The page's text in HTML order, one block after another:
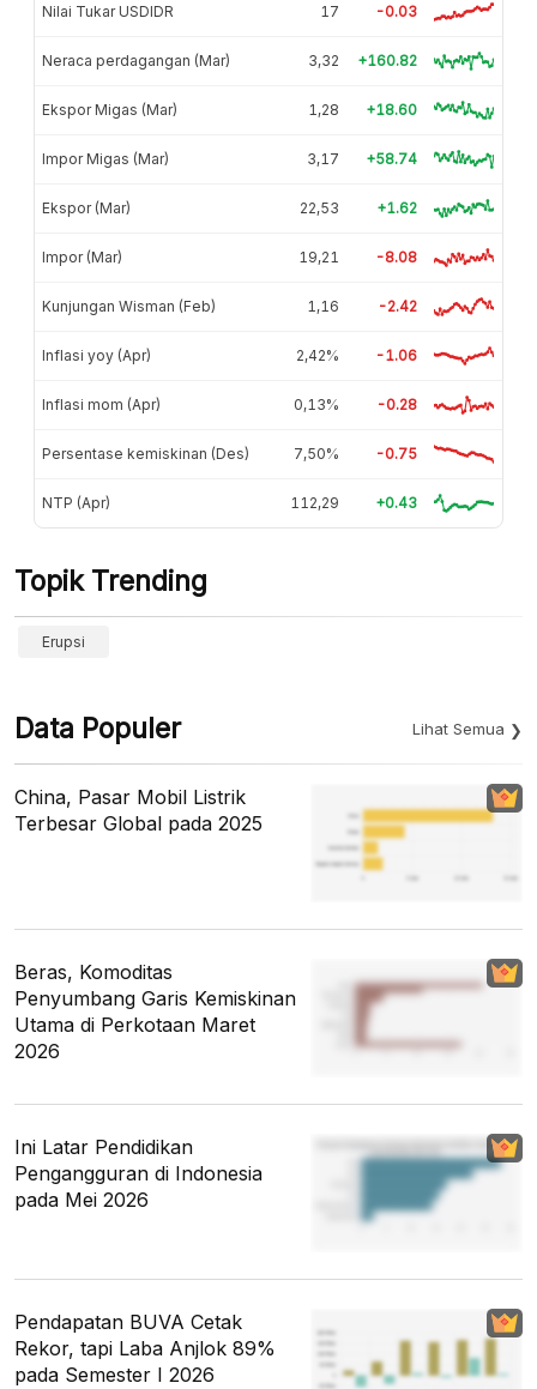
Nilai Tukar USDIDR 17 -0.03
Neraca perdagangan (Mar) 3,32 +160.82
Ekspor Migas (Mar) 1,28 +18.60
Impor Migas (Mar) 3,17 +58.74
Ekspor (Mar) 22,53 +1.62
Impor (Mar) 19,21 -8.08
Kunjungan Wisman (Feb) 1,16 -2.42
Inflasi yoy (Apr) 2,42% -1.06
Inflasi mom (Apr) 0,13% -0.28
Persentase kemiskinan (Des) 7,50% -0.75
NTP (Apr) 112,29 +0.43
Topik Trending
Erupsi
Data Populer Lihat Semua
China, Pasar Mobil Listrik
Terbesar Global pada 2025
Beras, Komoditas
Penyumbang Garis Kemiskinan
Utama di Perkotaan Maret
2026
Ini Latar Pendidikan
Pengangguran di Indonesia
pada Mei 2026
Pendapatan BUVA Cetak
Rekor, tapi Laba Anjlok 89%
pada Semester I 2026